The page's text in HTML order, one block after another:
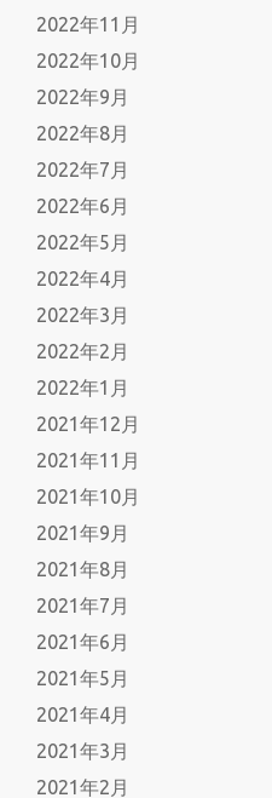
2022年11月
2022年10月
2022年9月
2022年8月
2022年7月
2022年6月
2022年5月
2022年4月
2022年3月
2022年2月
2022年1月
2021年12月
2021年11月
2021年10月
2021年9月
2021年8月
2021年7月
2021年6月
2021年5月
2021年4月
2021年3月
2021年2月